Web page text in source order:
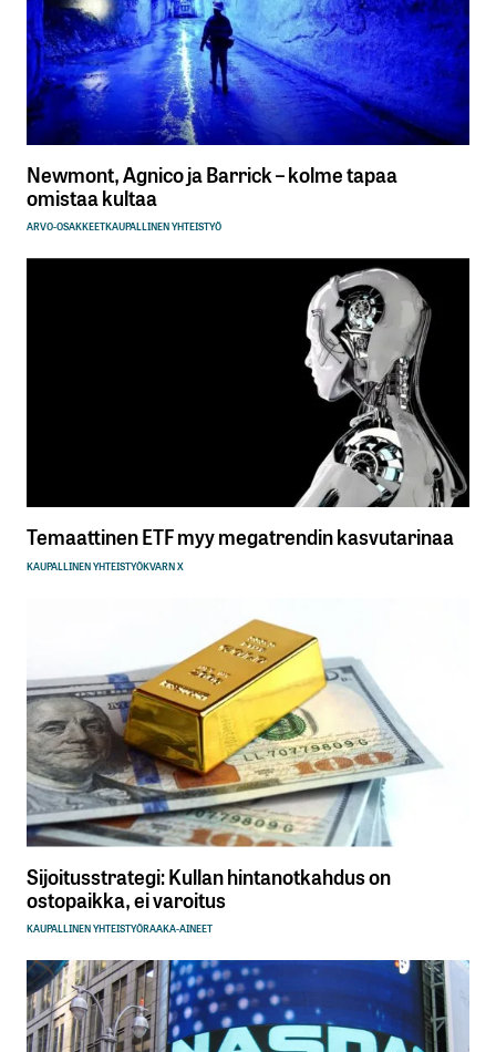
Newmont, Agnico ja Barrick – kolme tapaa
omistaa kultaa
ARVO-OSAKKEETKAUPALLINEN YHTEISTYÖ
Temaattinen ETF myy megatrendin kasvutarinaa
KAUPALLINEN YHTEISTYÖKVARN X
Sijoitusstrategi: Kullan hintanotkahdus on
ostopaikka, ei varoitus
KAUPALLINEN YHTEISTYÖRAAKA-AINEET